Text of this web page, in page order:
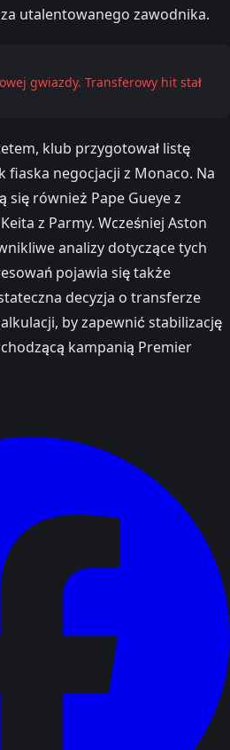
utalentowanego zawodnika.
gwiazdy. Transferowy hit stał
klub przygotował listę
negocjacji z Monaco. Na
się również Pape Gueye z
z Parmy. Wcześniej Aston
analizy dotyczące tych
pojawia się także
decyzja o transferze
by zapewnić stabilizację
kampanią Premier